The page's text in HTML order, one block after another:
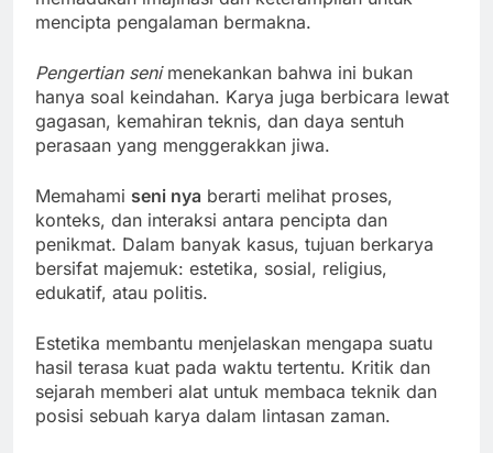
mencipta pengalaman bermakna.
Pengertian senimenekankan bahwa ini bukan
hanya soal keindahan. Karya juga berbicara lewat
gagasan, kemahiran teknis, dan daya sentuh
perasaan yang menggerakkan jiwa.
Memahami seni nya berarti melihat proses,
konteks, dan interaksi antara pencipta dan
penikmat. Dalam banyak kasus, tujuan berkarya
bersifat majemuk: estetika, sosial, religius,
edukatif, atau politis.
Estetika membantu menjelaskan mengapa suatu
hasil terasa kuat pada waktu tertentu. Kritik dan
sejarah memberi alat untuk membaca teknik dan
posisi sebuah karya dalam lintasan zaman.